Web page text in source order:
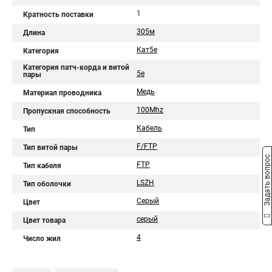
Кратность поставки 1
Длина 305м
Категория Кат5е
Категория патч-корда и витой
пары
5e
Материал проводника Медь
Пропускная способность 100Mhz
Тип Кабель
Тип витой пары F/FTP
Тип кабеля FTP
Тип оболочки LSZH
Цвет Серый
Цвет товара серый
Число жил 4
Задать вопрос